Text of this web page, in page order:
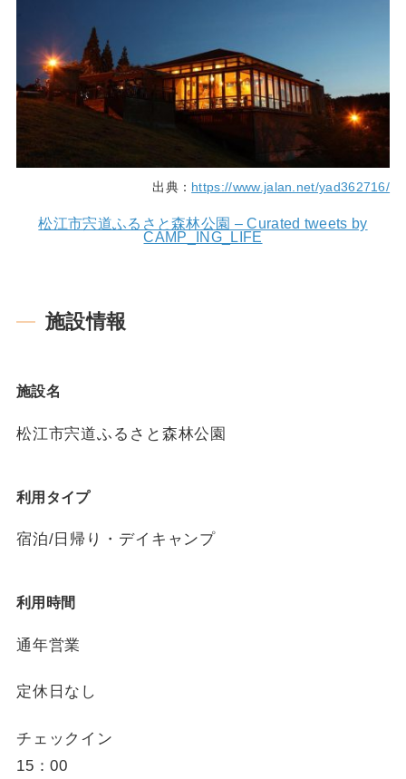
出典： https://www.jalan.net/yad362716/
松江市宍道ふるさと森林公園 – Curated tweets by
CAMP_ING_LIFE
施設情報
施設名
松江市宍道ふるさと森林公園
利用タイプ
宿泊/日帰り・デイキャンプ
利用時間
通年営業
定休日なし
チェックイン
15：00